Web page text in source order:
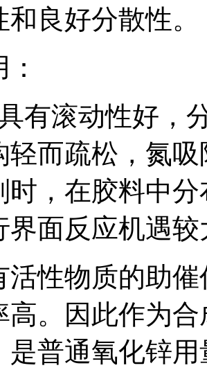
良好分散性。
滚动性好，分
轻而疏松，氮
时，在胶料中
界面反应机遇
活性物质的助
高。因此作为
是普通氧化锌用